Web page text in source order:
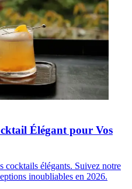
Élégant pour Vos
cocktails élégants. Suivez notre
inoubliables en 2026.